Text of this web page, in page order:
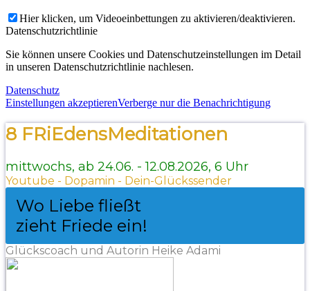
Hier klicken, um Videoeinbettungen zu aktivieren/deaktivieren.
Datenschutzrichtlinie
Sie können unsere Cookies und Datenschutzeinstellungen im Detail
in unseren Datenschutzrichtlinie nachlesen.
Datenschutz
Einstellungen akzeptierenVerberge nur die Benachrichtigung
8 FRiEdensMeditationen
mittwochs, ab 24.06. - 12.08.2026, 6 Uhr
Youtube - Dopamin - Dein-Glückssender
Wo Liebe fließt
zieht Friede ein!
Glückscoach und Autorin Heike Adami